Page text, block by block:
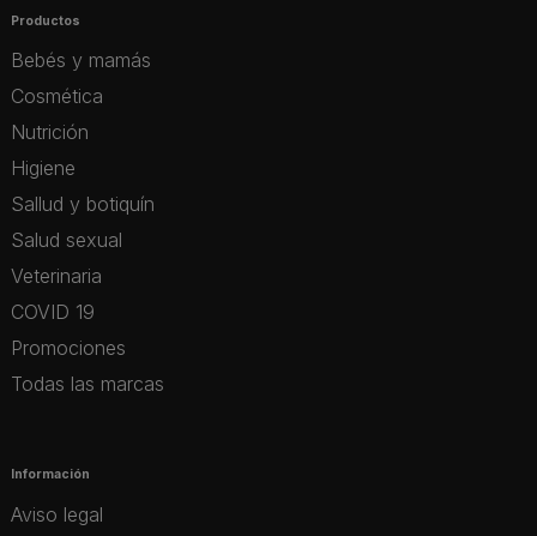
Productos
Bebés y mamás
Cosmética
Nutrición
Higiene
Sallud y botiquín
Salud sexual
Veterinaria
COVID 19
Promociones
Todas las marcas
Información
Aviso legal